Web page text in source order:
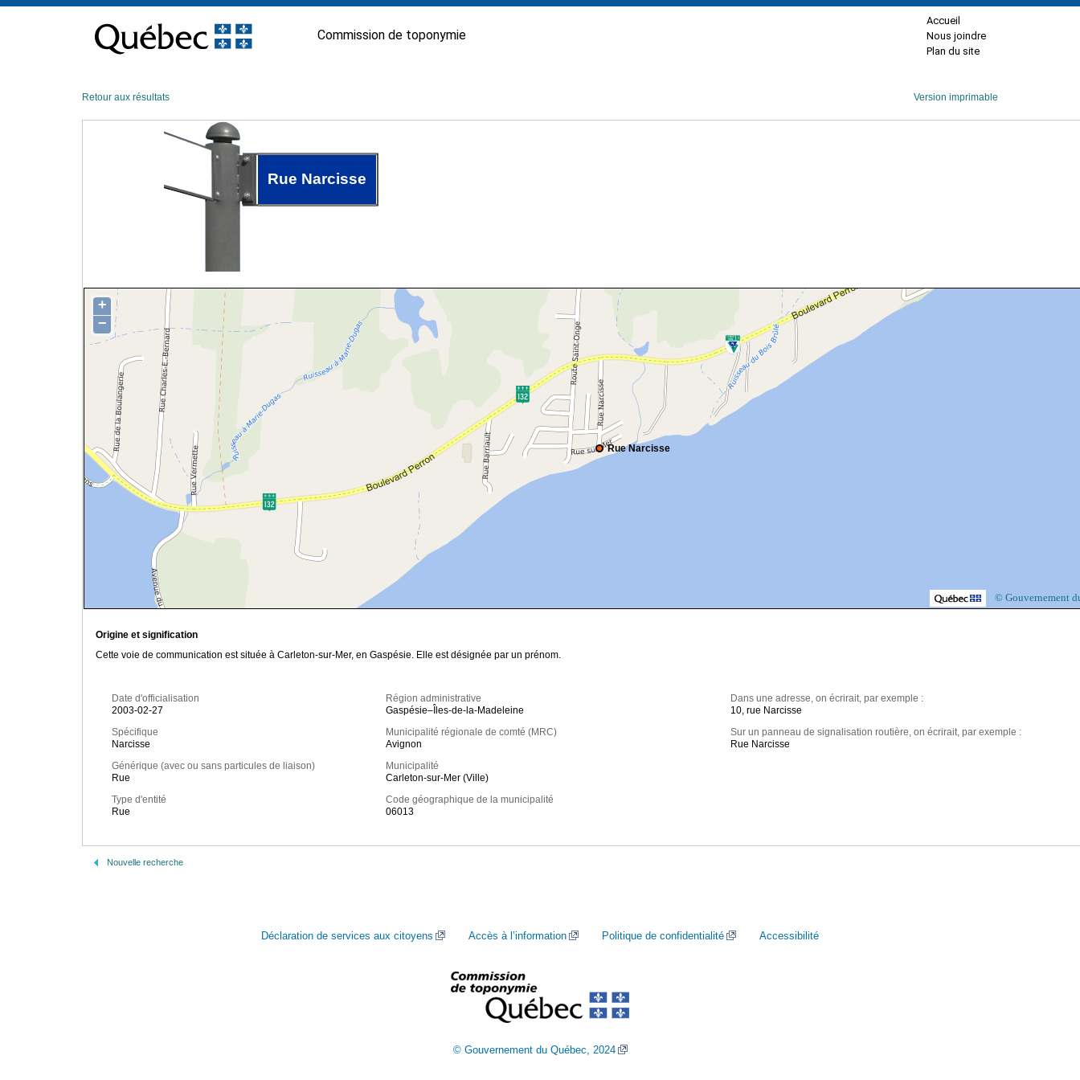
contenu
Commission de toponymie
Accueil
Nous joindre
Plan du site
Retour aux résultats Version imprimable
Rue Narcisse
Rue Narcisse
+
−
© Gouvernement
Origine et signification
Cette voie de communication est située à Carleton-sur-Mer, en Gaspésie. Elle est désignée par un prénom.
Date d'officialisation
2003-02-27
Spécifique
Narcisse
Générique (avec ou sans particules de liaison)
Rue
Type d'entité
Rue
Région administrative
Gaspésie–Îles-de-la-Madeleine
Municipalité régionale de comté (MRC)
Avignon
Municipalité
Carleton-sur-Mer (Ville)
Code géographique de la municipalité
06013
Dans une adresse, on écrirait, par exemple :
10, rue Narcisse
Sur un panneau de signalisation routière, on écrirait, par exemple :
Rue Narcisse
Nouvelle recherche
Déclaration de services aux citoyens Accès à l’information Politique de confidentialité Accessibilité
© Gouvernement du Québec, 2024